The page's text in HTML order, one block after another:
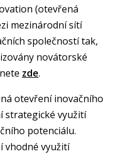
(otevřená
mezinárodní sítí
společností tak,
novátorské
zde.
otevření inovačního
strategické využití
potenciálu.
vhodné využití